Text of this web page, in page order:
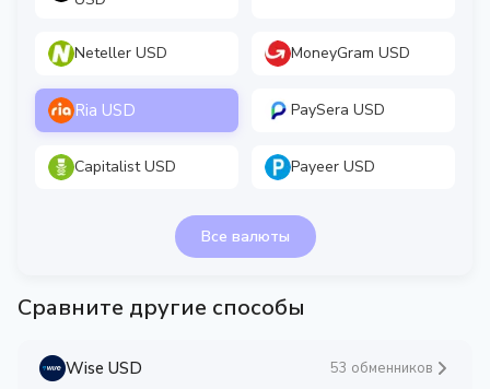
Neteller USD MoneyGram USD
Ria USD PaySera USD
Capitalist USD Payeer USD
Все валюты
Сравните другие способы
Wise USD 53 обменников